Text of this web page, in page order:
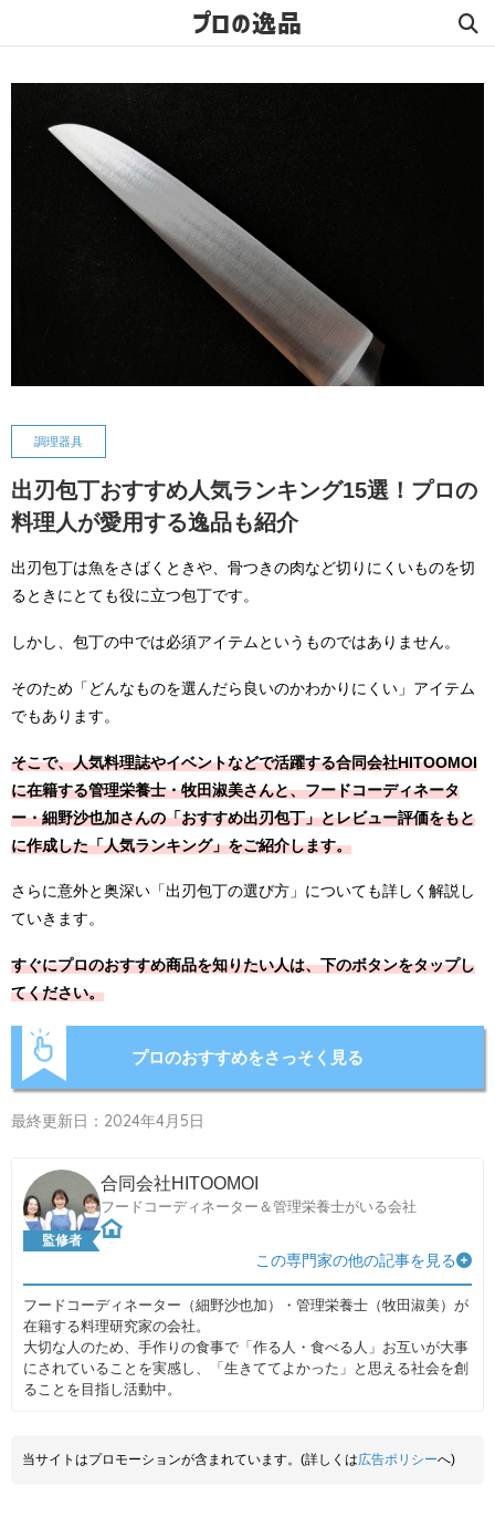
プロの逸品
調理器具
出刃包丁おすすめ人気ランキング15選！プロの
料理人が愛用する逸品も紹介
出刃包丁は魚をさばくときや、骨つきの肉など切りにくいものを切
るときにとても役に立つ包丁です。
しかし、包丁の中では必須アイテムというものではありません。
そのため「どんなものを選んだら良いのかわかりにくい」アイテム
でもあります。
そこで、人気料理誌やイベントなどで活躍する合同会社HITOOMOI
に在籍する管理栄養士・牧田淑美さんと、フードコーディネータ
ー・細野沙也加さんの「おすすめ出刃包丁」とレビュー評価をもと
に作成した「人気ランキング」をご紹介します。
さらに意外と奥深い「出刃包丁の選び方」についても詳しく解説し
ていきます。
すぐにプロのおすすめ商品を知りたい人は、下のボタンをタップし
てください。
プロのおすすめをさっそく見る
最終更新日：2024年4月5日
監修者
合同会社HITOOMOI
フードコーディネーター＆管理栄養士がいる会社
この専門家の他の記事を見る
フードコーディネーター（細野沙也加）・管理栄養士（牧田淑美）が
在籍する料理研究家の会社。
大切な人のため、手作りの食事で「作る人・食べる人」お互いが大事
にされていることを実感し、「生きててよかった」と思える社会を創
ることを目指し活動中。
当サイトはプロモーションが含まれています。(詳しくは広告ポリシーへ)